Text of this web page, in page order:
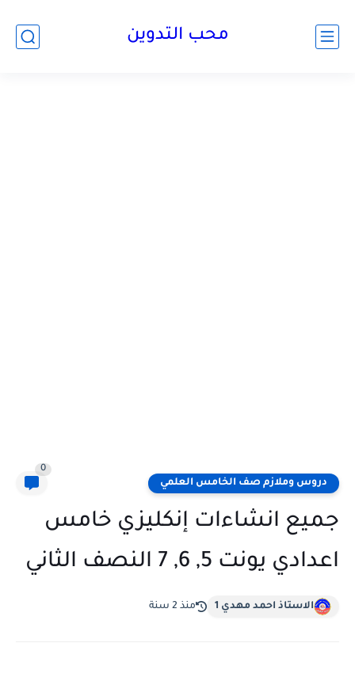
محب التدوين
دروس وملازم صف الخامس العلمي
0
جميع انشاءات إنكليزي خامس
اعدادي يونت 5, 6, 7 النصف الثاني
الاستاذ احمد مهدي 1 منذ 2 سنة